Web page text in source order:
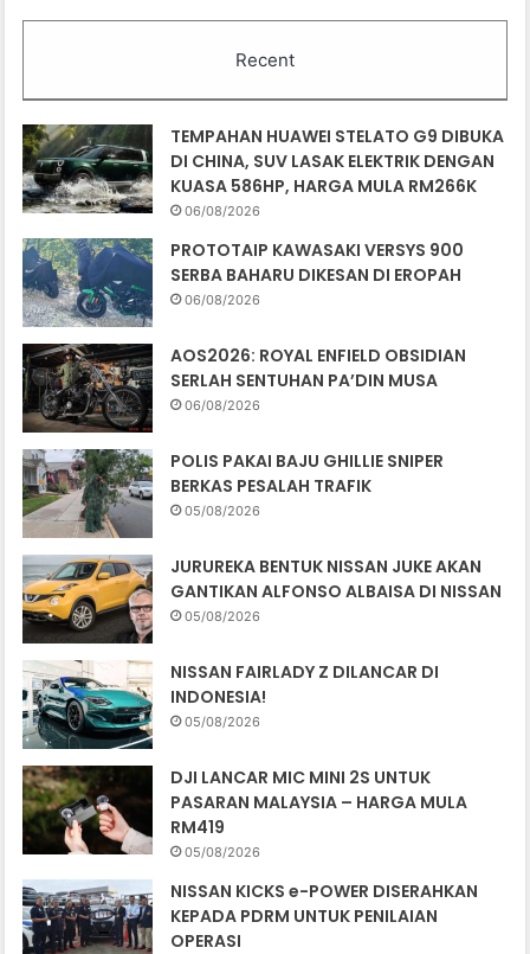
Recent
TEMPAHAN HUAWEI STELATO G9 DIBUKA
DI CHINA, SUV LASAK ELEKTRIK DENGAN
KUASA 586HP, HARGA MULA RM266K
06/08/2026
PROTOTAIP KAWASAKI VERSYS 900
SERBA BAHARU DIKESAN DI EROPAH
06/08/2026
AOS2026: ROYAL ENFIELD OBSIDIAN
SERLAH SENTUHAN PA’DIN MUSA
06/08/2026
POLIS PAKAI BAJU GHILLIE SNIPER
BERKAS PESALAH TRAFIK
05/08/2026
JURUREKA BENTUK NISSAN JUKE AKAN
GANTIKAN ALFONSO ALBAISA DI NISSAN
05/08/2026
NISSAN FAIRLADY Z DILANCAR DI
INDONESIA!
05/08/2026
DJI LANCAR MIC MINI 2S UNTUK
PASARAN MALAYSIA – HARGA MULA
RM419
05/08/2026
NISSAN KICKS e-POWER DISERAHKAN
KEPADA PDRM UNTUK PENILAIAN
OPERASI